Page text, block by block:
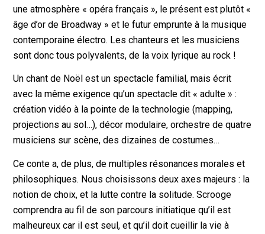
une atmosphère « opéra français », le présent est plutôt «
âge d’or de Broadway » et le futur emprunte à la musique
contemporaine électro. Les chanteurs et les musiciens
sont donc tous polyvalents, de la voix lyrique au rock !
Un chant de Noël est un spectacle familial, mais écrit
avec la même exigence qu’un spectacle dit « adulte » :
création vidéo à la pointe de la technologie (mapping,
projections au sol…), décor modulaire, orchestre de quatre
musiciens sur scène, des dizaines de costumes…
Ce conte a, de plus, de multiples résonances morales et
philosophiques. Nous choisissons deux axes majeurs : la
notion de choix, et la lutte contre la solitude. Scrooge
comprendra au fil de son parcours initiatique qu’il est
malheureux car il est seul, et qu’il doit cueillir la vie à